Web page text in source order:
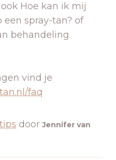
Hoe kan ik mij
een spray-tan? of
behandeling
vind je
faq
doorJennifer van